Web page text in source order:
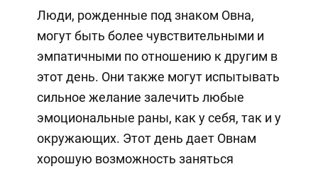
Люди, рожденные под знаком Овна,
могут быть более чувствительными и
эмпатичными по отношению к другим в
этот день. Они также могут испытывать
сильное желание залечить любые
эмоциональные раны, как у себя, так и у
окружающих. Этот день дает Овнам
хорошую возможность заняться